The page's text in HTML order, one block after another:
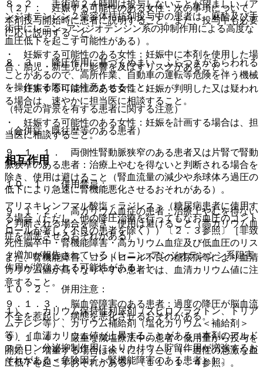
（２）． 妊娠する可能性のある女性：次の事項について、
本剤投与開始時に患者に説明すること。また、投与中も必要
に応じ説明すること。
・ 妊娠する可能性のある女性：妊娠中に本剤を使用した場
合、胎児・新生児に影響を及ぼすリスクがあること。
・ 妊娠する可能性のある女性：妊娠が判明した又は疑われ
る場合は、速やかに担当医に相談すること。
・ 妊娠する可能性のある女性：妊娠を計画する場合は、担
当医に相談すること。
相互作用
１０．１． 併用禁忌：
アリスキレンフマル酸塩＜ラジレス＞（糖尿病患者に使用す
る場合（ただし、他の降圧治療を行ってもなお血圧のコント
ロールが著しく不良の患者を除く））〔２．３参照〕［非致
死性脳卒中・腎機能障害・高カリウム血症及び低血圧のリス
ク増加が報告されている（レニン−アンジオテンシン系阻害
作用が増強される可能性がある）］。
１０．２． 併用注意：
１）． カリウム保持性利尿剤（スピロノラクトン、トリア
ムテレン等）、カリウム補給剤（塩化カリウム＜補給剤＞
等）［血清カリウム値が上昇することがある（本剤のアルド
ステロン分泌抑制作用によりカリウム貯留作用が増強するお
それがある＜危険因子＞腎機能障害のある患者）］。
８．２． 手術前２４時間は投与しないことが望ましい（ア
ンジオテンシン２受容体拮抗剤投与中の患者は、麻酔及び手
術中にレニン−アンジオテンシン系の抑制作用による高度な
血圧低下を起こす可能性がある）。
８．３． 降圧作用に基づくめまい、ふらつきがあらわれる
ことがあるので、高所作業、自動車の運転等危険を伴う機械
を操作する際には注意させること。
（特定の背景を有する患者に関する注意）
（合併症・既往歴等のある患者）
９．１．１． 両側性腎動脈狭窄のある患者又は片腎で腎動
脈狭窄のある患者：治療上やむを得ないと判断される場合を
除き、使用は避けること（腎血流量の減少や糸球体ろ過圧の
低下により急速に腎機能悪化させるおそれがある）。
９．１．２． 高カリウム血症の患者：治療上やむを得ない
と判断される場合を除き、使用は避けること（高カリウム血
症を増悪させるおそれがある）。
また、腎機能障害、コントロール不良の糖尿病等により血清
カリウム値が高くなりやすい患者では、血清カリウム値に注
意すること。
９．１．３． 脳血管障害のある患者：過度の降圧が脳血流
不全を惹起し、病態を悪化させるおそれがある。
９．１．４． 厳重な減塩療法中の患者：低用量から投与を
開始し、増量する場合は徐々に行うこと（一過性の急激な血
圧低下を起こすおそれがある）〔１１．１．４参照〕。